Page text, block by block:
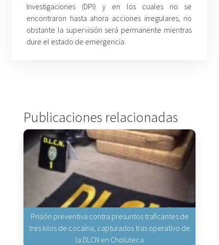
Investigaciones (DPI) y en los cuales no se
encontraron hasta ahora acciones irregulares, no
obstante la supervisión será permanente mientras
dure el estado de emergencia.
Publicaciones relacionadas
Prisión preventiva contra presuntos traficantes de
tres kilos de cocaína, capturados tras operativo de
la DLCN en Choluteca